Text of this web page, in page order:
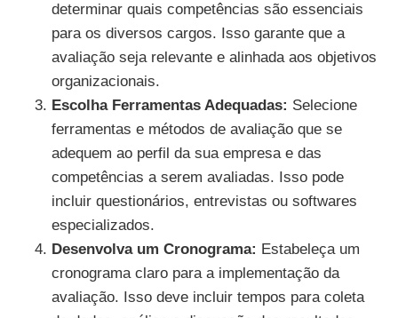
determinar quais competências são essenciais
para os diversos cargos. Isso garante que a
avaliação seja relevante e alinhada aos objetivos
organizacionais.
Escolha Ferramentas Adequadas: Selecione
ferramentas e métodos de avaliação que se
adequem ao perfil da sua empresa e das
competências a serem avaliadas. Isso pode
incluir questionários, entrevistas ou softwares
especializados.
Desenvolva um Cronograma: Estabeleça um
cronograma claro para a implementação da
avaliação. Isso deve incluir tempos para coleta